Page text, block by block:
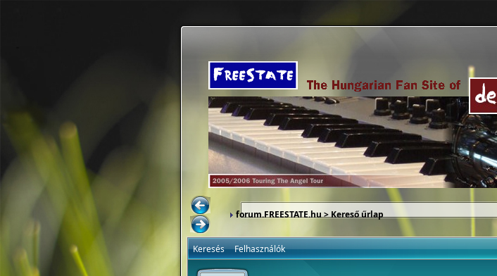
forum.FREESTATE.hu> Kereső űrlap
Keresés Felhasználók